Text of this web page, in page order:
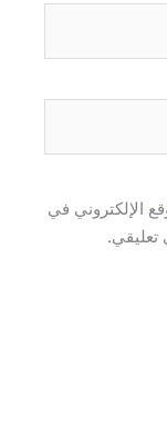
الإلكتروني في
تعليقي.